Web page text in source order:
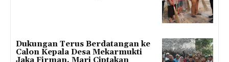
Dukungan Terus Berdatangan ke
Calon Kepala Desa Mekarmukti